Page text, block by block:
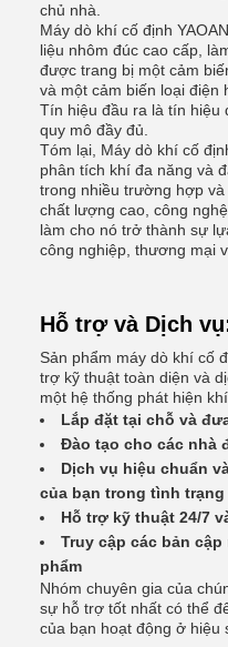
chủ nhà.
Máy dò khí cố định
liệu nhôm đúc cao cấp,
được trang bị một cảm
và một cảm biến loại điện
Tín hiệu đầu ra là tín
quy mô đầy đủ.
Tóm lại, Máy dò khí cố
phân tích khí đa năng và
trong nhiều trường hợp
chất lượng cao, công
làm cho nó trở thành sự
công nghiệp, thương mại
Hỗ trợ và Dịch
Sản phẩm máy dò khí cố
trợ kỹ thuật toàn diện và
một hệ thống phát hiện
Lắp đặt tại chỗ và
Đào tạo cho các nhà
Dịch vụ hiệu chuẩn
của bạn trong tình
Hỗ trợ kỹ thuật 24/7
Truy cập các bản
phẩm
Nhóm chuyên gia của
sự hỗ trợ tốt nhất có thể
của bạn hoạt động ở hiệu